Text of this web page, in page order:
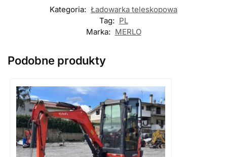
Kategoria: Ładowarka teleskopowa
Tag: PL
Marka: MERLO
Podobne produkty